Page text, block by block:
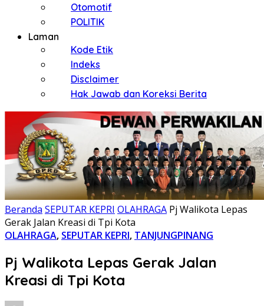
Otomotif
POLITIK
Laman
Kode Etik
Indeks
Disclaimer
Hak Jawab dan Koreksi Berita
Beranda SEPUTAR KEPRI OLAHRAGA Pj Walikota Lepas
Gerak Jalan Kreasi di Tpi Kota
OLAHRAGA, SEPUTAR KEPRI, TANJUNGPINANG
Pj Walikota Lepas Gerak Jalan
Kreasi di Tpi Kota